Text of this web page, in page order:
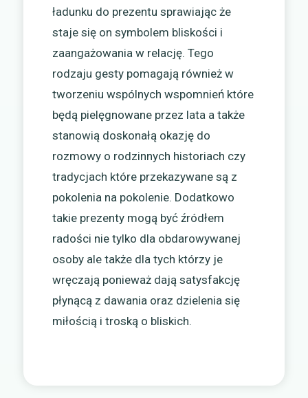
ładunku do prezentu sprawiając że
staje się on symbolem bliskości i
zaangażowania w relację. Tego
rodzaju gesty pomagają również w
tworzeniu wspólnych wspomnień które
będą pielęgnowane przez lata a także
stanowią doskonałą okazję do
rozmowy o rodzinnych historiach czy
tradycjach które przekazywane są z
pokolenia na pokolenie. Dodatkowo
takie prezenty mogą być źródłem
radości nie tylko dla obdarowywanej
osoby ale także dla tych którzy je
wręczają ponieważ dają satysfakcję
płynącą z dawania oraz dzielenia się
miłością i troską o bliskich.